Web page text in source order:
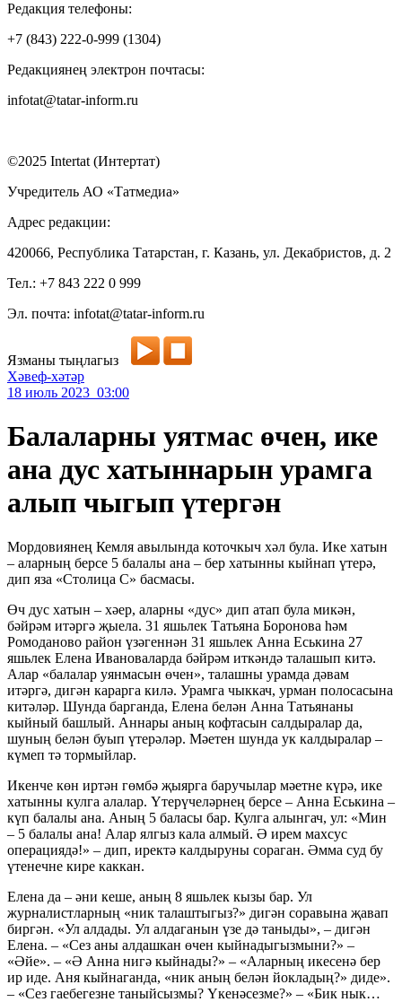
Редакция телефоны:
+7 (843) 222-0-999 (1304)
Редакциянең электрон почтасы:
infotat@tatar-inform.ru
©2025 Intertat (Интертат)
Учредитель АО «Татмедиа»
Адрес редакции:
420066, Республика Татарстан, г. Казань, ул. Декабристов, д. 2
Тел.: +7 843 222 0 999
Эл. почта: infotat@tatar-inform.ru
Язманы тыңлагыз
Хәвеф-хәтәр
18 июль 2023 03:00
Балаларны уятмас өчен, ике
ана дус хатыннарын урамга
алып чыгып үтергән
Мордовиянең Кемля авылында коточкыч хәл була. Ике хатын
– аларның берсе 5 балалы ана – бер хатынны кыйнап үтерә,
дип яза «Столица С» басмасы.
Өч дус хатын – хәер, аларны «дус» дип атап була микән,
бәйрәм итәргә җыела. 31 яшьлек Татьяна Боронова һәм
Ромоданово район үзәгеннән 31 яшьлек Анна Еськина 27
яшьлек Елена Ивановаларда бәйрәм иткәндә талашып китә.
Алар «балалар уянмасын өчен», талашны урамда дәвам
итәргә, дигән карарга килә. Урамга чыккач, урман полосасына
китәләр. Шунда барганда, Елена белән Анна Татьянаны
кыйный башлый. Аннары аның кофтасын салдыралар да,
шуның белән буып үтерәләр. Мәетен шунда ук калдыралар –
күмеп тә тормыйлар.
Икенче көн иртән гөмбә җыярга баручылар мәетне күрә, ике
хатынны кулга алалар. Үтерүчеләрнең берсе – Анна Еськина –
күп балалы ана. Аның 5 баласы бар. Кулга алынгач, ул: «Мин
– 5 балалы ана! Алар ялгыз кала алмый. Ә ирем махсус
операциядә!» – дип, иректә калдыруны сораган. Әмма суд бу
үтенечне кире каккан.
Елена да – әни кеше, аның 8 яшьлек кызы бар. Ул
журналистларның «ник талаштыгыз?» дигән соравына җавап
биргән. «Ул алдады. Ул алдаганын үзе дә таныды», – дигән
Елена. – «Сез аны алдашкан өчен кыйнадыгызмыни?» –
«Әйе». – «Ә Анна нигә кыйнады?» – «Аларның икесенә бер
ир иде. Аня кыйнаганда, «ник аның белән йокладың?» диде».
– «Сез гаебегезне таныйсызмы? Үкенәсезме?» – «Бик нык…